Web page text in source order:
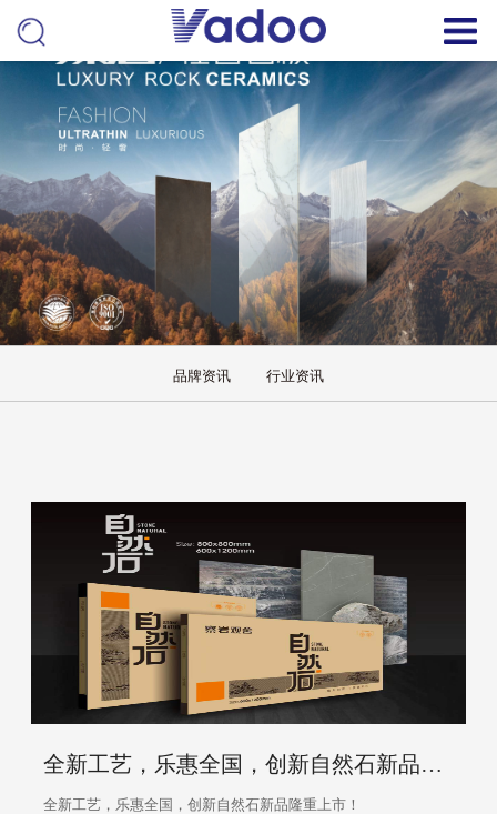
品牌资讯 行业资讯
全新工艺，乐惠全国，创新自然石新品隆重上市！
全新工艺，乐惠全国，创新自然石新品隆重上市！